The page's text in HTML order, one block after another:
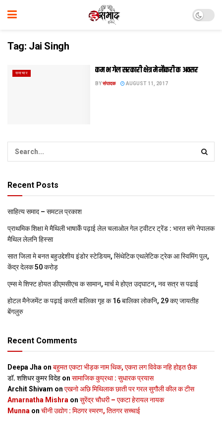
Tag: Jai Singh
समाचार कम भ गेल सरकारी क्षेत्र मे नौकरी क अवसर
BYसंपादक AUGUST 11, 2017
Recent Posts
साहित्य समाद – समटल प्रकाश
प्राथमिक शि‍क्षा मे मैथि‍ली भाषाकेँ पढ़ाई लेल चलाओल गेल ट्वीटर ट्रेंड : भारत संगे नेपालक
मैथिल लेलनि हिस्सा
सात जिला मे बनत बहुउद्देशीय इंडोर स्‍टेडि‍यम, सिंथेटिक एथलेटिक ट्रेक आ स्विमिंग पुल,
केंद्र देलक 50 करोड़
एम्स मे शिफ्ट होयत डीएमसीएच क सामान, मार्च मे होएत उद्घाटन, नव सत्र स पढाई
होटल मैनेजमेंट क पढ़ाई करती बालिका गृह क 16 बालिका लोकनि, 29 कए जायतीह
बेंगलुरु
Recent Comments
Deepa Jha on बहुमत एकटा भीड़क नाम थिक, एकरा लग विवेक नहि होइत छैक
डॉ. शशिधर कुमर विदेह on सामाजिक कुप्रथा : सुधारक प्रयास
Archit Shivam on एखनो अछि मिथिलाक छाती पर गरल सुगौली कील क टीस
Amarnatha Mishra on सुरेंद्र चौधरी – एकटा हेरायल नायक
Munna on चीनी उद्योग : मिठगर स्‍मरण, तितगर सच्‍चाई